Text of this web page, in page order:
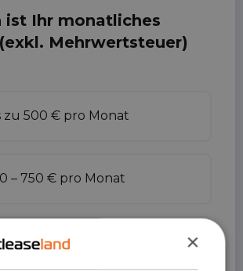
ist Ihr monatliches
Mehrwertsteuer)
zu 500 € pro Monat
– 750 € pro Monat
– 1.000 € pro Monat ×